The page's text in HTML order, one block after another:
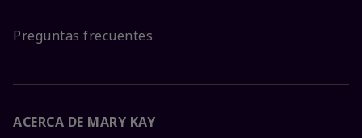
Preguntas frecuentes
ACERCA DE MARY KAY